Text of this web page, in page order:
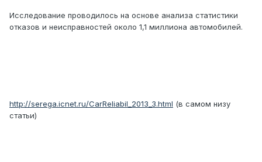
Исследование проводилось на основе анализа статистики
отказов и неисправностей около 1,1 миллиона автомобилей.
http://serega.icnet.ru/CarReliabil_2013_3.html (в самом низу
статьи)